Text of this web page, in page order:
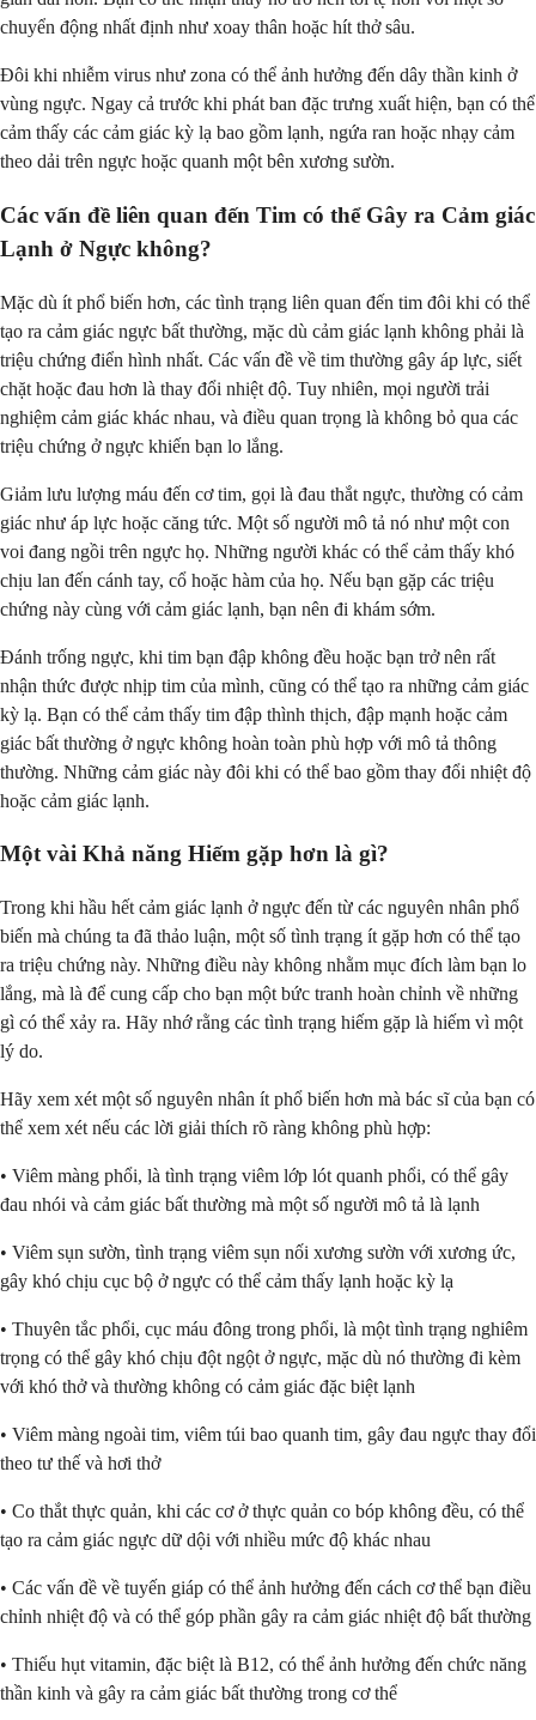
chuyển động nhất định như xoay thân hoặc hít thở sâu.
Đôi khi nhiễm virus như zona có thể ảnh hưởng đến dây thần kinh ở
vùng ngực. Ngay cả trước khi phát ban đặc trưng xuất hiện, bạn có thể
cảm thấy các cảm giác kỳ lạ bao gồm lạnh, ngứa ran hoặc nhạy cảm
theo dải trên ngực hoặc quanh một bên xương sườn.
Các vấn đề liên quan đến Tim có thể Gây ra Cảm giác
Lạnh ở Ngực không?
Mặc dù ít phổ biến hơn, các tình trạng liên quan đến tim đôi khi có thể
tạo ra cảm giác ngực bất thường, mặc dù cảm giác lạnh không phải là
triệu chứng điển hình nhất. Các vấn đề về tim thường gây áp lực, siết
chặt hoặc đau hơn là thay đổi nhiệt độ. Tuy nhiên, mọi người trải
nghiệm cảm giác khác nhau, và điều quan trọng là không bỏ qua các
triệu chứng ở ngực khiến bạn lo lắng.
Giảm lưu lượng máu đến cơ tim, gọi là đau thắt ngực, thường có cảm
giác như áp lực hoặc căng tức. Một số người mô tả nó như một con
voi đang ngồi trên ngực họ. Những người khác có thể cảm thấy khó
chịu lan đến cánh tay, cổ hoặc hàm của họ. Nếu bạn gặp các triệu
chứng này cùng với cảm giác lạnh, bạn nên đi khám sớm.
Đánh trống ngực, khi tim bạn đập không đều hoặc bạn trở nên rất
nhận thức được nhịp tim của mình, cũng có thể tạo ra những cảm giác
kỳ lạ. Bạn có thể cảm thấy tim đập thình thịch, đập mạnh hoặc cảm
giác bất thường ở ngực không hoàn toàn phù hợp với mô tả thông
thường. Những cảm giác này đôi khi có thể bao gồm thay đổi nhiệt độ
hoặc cảm giác lạnh.
Một vài Khả năng Hiếm gặp hơn là gì?
Trong khi hầu hết cảm giác lạnh ở ngực đến từ các nguyên nhân phổ
biến mà chúng ta đã thảo luận, một số tình trạng ít gặp hơn có thể tạo
ra triệu chứng này. Những điều này không nhằm mục đích làm bạn lo
lắng, mà là để cung cấp cho bạn một bức tranh hoàn chỉnh về những
gì có thể xảy ra. Hãy nhớ rằng các tình trạng hiếm gặp là hiếm vì một
lý do.
Hãy xem xét một số nguyên nhân ít phổ biến hơn mà bác sĩ của bạn có
thể xem xét nếu các lời giải thích rõ ràng không phù hợp:
• Viêm màng phổi, là tình trạng viêm lớp lót quanh phổi, có thể gây
đau nhói và cảm giác bất thường mà một số người mô tả là lạnh
• Viêm sụn sườn, tình trạng viêm sụn nối xương sườn với xương ức,
gây khó chịu cục bộ ở ngực có thể cảm thấy lạnh hoặc kỳ lạ
• Thuyên tắc phổi, cục máu đông trong phổi, là một tình trạng nghiêm
trọng có thể gây khó chịu đột ngột ở ngực, mặc dù nó thường đi kèm
với khó thở và thường không có cảm giác đặc biệt lạnh
• Viêm màng ngoài tim, viêm túi bao quanh tim, gây đau ngực thay đổi
theo tư thế và hơi thở
• Co thắt thực quản, khi các cơ ở thực quản co bóp không đều, có thể
tạo ra cảm giác ngực dữ dội với nhiều mức độ khác nhau
• Các vấn đề về tuyến giáp có thể ảnh hưởng đến cách cơ thể bạn điều
chỉnh nhiệt độ và có thể góp phần gây ra cảm giác nhiệt độ bất thường
• Thiếu hụt vitamin, đặc biệt là B12, có thể ảnh hưởng đến chức năng
thần kinh và gây ra cảm giác bất thường trong cơ thể